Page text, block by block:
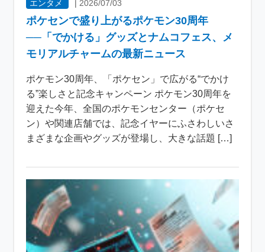
エンタメ | 2026/07/03
ポケセンで盛り上がるポケモン30周年
──「でかける」グッズとナムコフェス、メ
モリアルチャームの最新ニュース
ポケモン30周年、「ポケセン」で広がる“でかけ
る”楽しさと記念キャンペーン ポケモン30周年を
迎えた今年、全国のポケモンセンター（ポケセ
ン）や関連店舗では、記念イヤーにふさわしいさ
まざまな企画やグッズが登場し、大きな話題 […]